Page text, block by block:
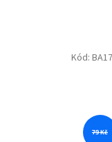
79 Kč
Kód: